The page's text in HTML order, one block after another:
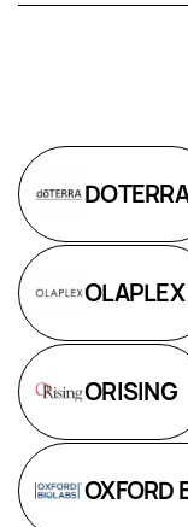
DOTERRA
OLAPLEX
ORISING
OXFORD